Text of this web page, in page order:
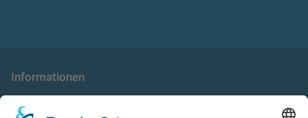
Informationen